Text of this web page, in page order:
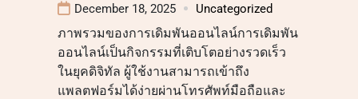
December 18, 2025 Uncategorized
ภาพรวมของการเดิมพันออนไลน์การเดิมพัน
ออนไลน์เป็นกิจกรรมที่เติบโตอย่างรวดเร็ว
ในยุคดิจิทัล ผู้ใช้งานสามารถเข้าถึง
แพลตฟอร์มได้ง่ายผ่านโทรศัพท์มือถือและ